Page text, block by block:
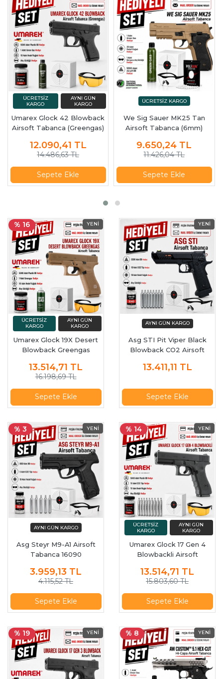
Umarex Glock 42 Blowback
Airsoft Tabanca (Greengas)
12.090,41 TL
14.486,63 TL
Sepete Ekle
We Sig Sauer MK25 Tan
Airsoft Tabanca (6mm)
9.650,24 TL
11.426,04 TL
Sepete Ekle
% 16
Umarex Glock 19X Desert
Blowback Greengas
13.514,71 TL
16.198,69 TL
Sepete Ekle
Asg STI Pit Viper Black
Blowback CO2 Airsoft
13.411,11 TL
Sepete Ekle
% 3
Asg Steyr M9-A1 Airsoft
Tabanca 16090
3.959,13 TL
4.115,52 TL
Sepete Ekle
% 14
Umarex Glock 17 Gen 4
Blowbackli Airsoft
13.514,71 TL
15.803,60 TL
Sepete Ekle
% 19 % 8